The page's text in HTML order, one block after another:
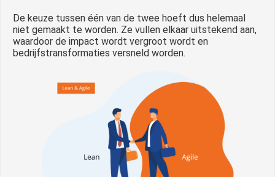
De keuze tussen één van de twee hoeft dus helemaal
niet gemaakt te worden. Ze vullen elkaar uitstekend aan,
waardoor de impact wordt vergroot wordt en
bedrijfstransformaties versneld worden.